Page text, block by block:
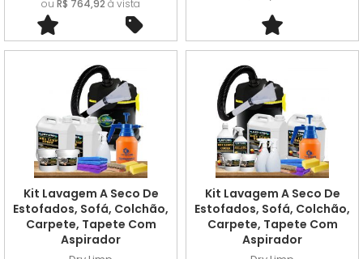
ou R$ 764,92 à vista
Kit Lavagem A Seco De
Estofados, Sofá, Colchão,
Carpete, Tapete Com
Aspirador
Kit Lavagem A Seco De
Estofados, Sofá, Colchão,
Carpete, Tapete Com
Aspirador